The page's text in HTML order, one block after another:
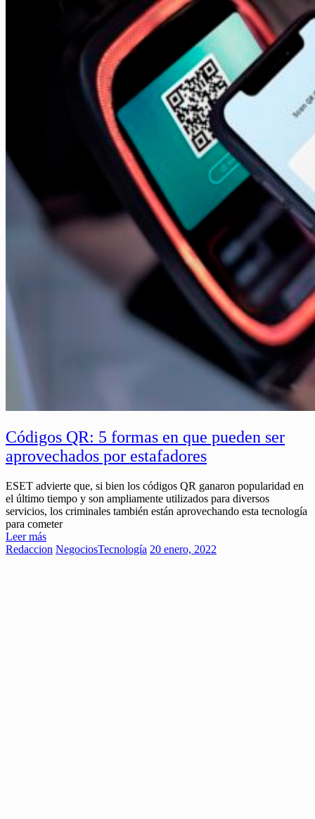
Códigos QR: 5 formas en que pueden ser
aprovechados por estafadores
ESET advierte que, si bien los códigos QR ganaron popularidad en
el último tiempo y son ampliamente utilizados para diversos
servicios, los criminales también están aprovechando esta tecnología
para cometer
Leer más
Redaccion NegociosTecnología 20 enero, 2022